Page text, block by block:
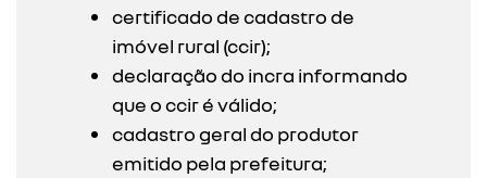
certificado de cadastro de
imóvel rural (ccir);
declaração do incra informando
que o ccir é válido;
cadastro geral do produtor
emitido pela prefeitura;